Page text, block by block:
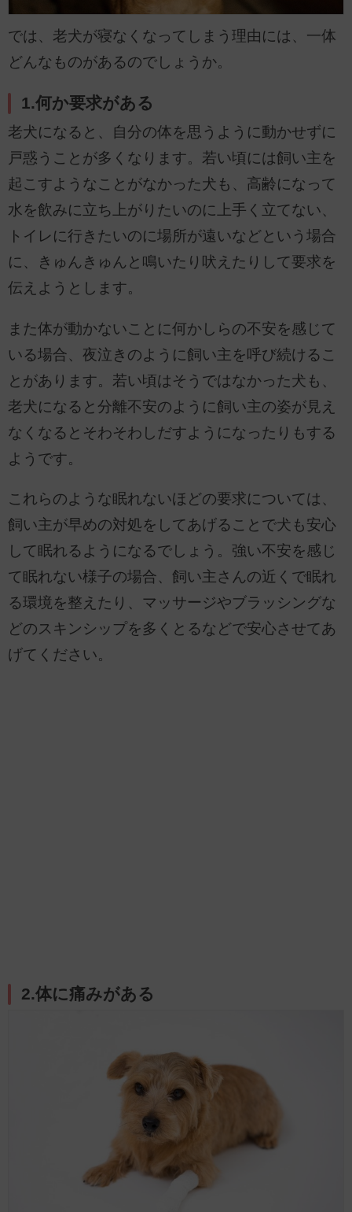
では、老犬が寝なくなってしまう理由には、一体
どんなものがあるのでしょうか。
1.何か要求がある
老犬になると、自分の体を思うように動かせずに
戸惑うことが多くなります。若い頃には飼い主を
起こすようなことがなかった犬も、高齢になって
水を飲みに立ち上がりたいのに上手く立てない、
トイレに行きたいのに場所が遠いなどという場合
に、きゅんきゅんと鳴いたり吠えたりして要求を
伝えようとします。
また体が動かないことに何かしらの不安を感じて
いる場合、夜泣きのように飼い主を呼び続けるこ
とがあります。若い頃はそうではなかった犬も、
老犬になると分離不安のように飼い主の姿が見え
なくなるとそわそわしだすようになったりもする
ようです。
これらのような眠れないほどの要求については、
飼い主が早めの対処をしてあげることで犬も安心
して眠れるようになるでしょう。強い不安を感じ
て眠れない様子の場合、飼い主さんの近くで眠れ
る環境を整えたり、マッサージやブラッシングな
どのスキンシップを多くとるなどで安心させてあ
げてください。
2.体に痛みがある